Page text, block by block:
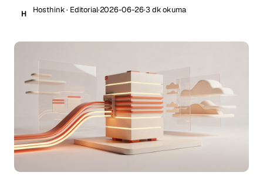
H Hosthink · Editorial·2026-06-26·3 dk okuma